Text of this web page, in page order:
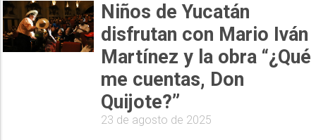
Niños de Yucatán
disfrutan con Mario Iván
Martínez y la obra “¿Qué
me cuentas, Don
Quijote?”
23 de agosto de 2025